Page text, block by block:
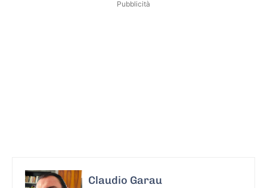
Pubblicità
Claudio Garau